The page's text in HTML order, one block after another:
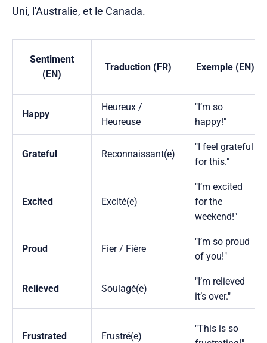
Uni, l'Australie, et le Canada.
Sentiment
(EN)
Traduction (FR) Exemple (EN)
Happy
Heureux /
Heureuse
"I’m so
happy!"
Grateful Reconnaissant(e)
"I feel grateful
for this."
Excited Excité(e)
"I’m excited
for the
weekend!"
Proud Fier / Fière
"I’m so proud
of you!"
Relieved Soulagé(e)
"I’m relieved
it’s over."
Frustrated Frustré(e)
"This is so